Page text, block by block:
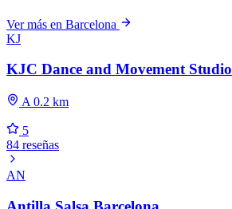
Ver más en Barcelona
KJ
KJC Dance and Movement Studio
A 0.2 km
5
84 reseñas
AN